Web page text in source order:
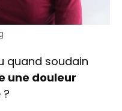
quand soudain
une douleur
?